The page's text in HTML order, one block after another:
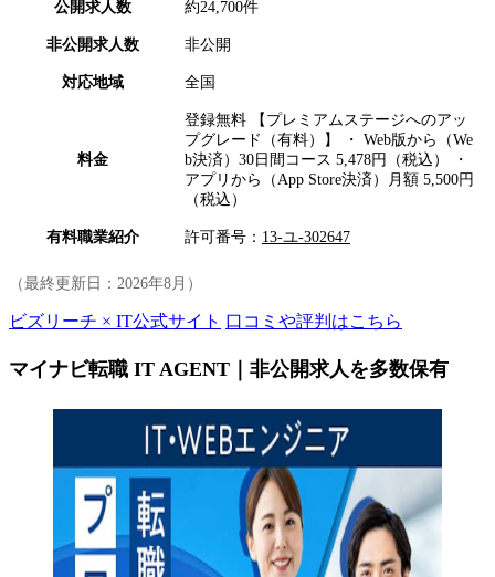
公開求人数 約24,700件
非公開求人数 非公開
対応地域 全国
料金
登録無料 【プレミアムステージへのアッ
プグレード（有料）】 ・ Web版から（We
b決済）30日間コース 5,478円（税込） ・
アプリから（App Store決済）月額 5,500円
（税込）
有料職業紹介 許可番号： 13-ユ-302647
（最終更新日： 2026年8月 ）
ビズリーチ × IT公式サイト 口コミや評判はこちら
マイナビ転職 IT AGENT｜非公開求人を多数保有